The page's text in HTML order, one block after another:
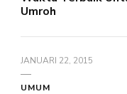
Umroh
JANUARI 22, 2015
UMUM